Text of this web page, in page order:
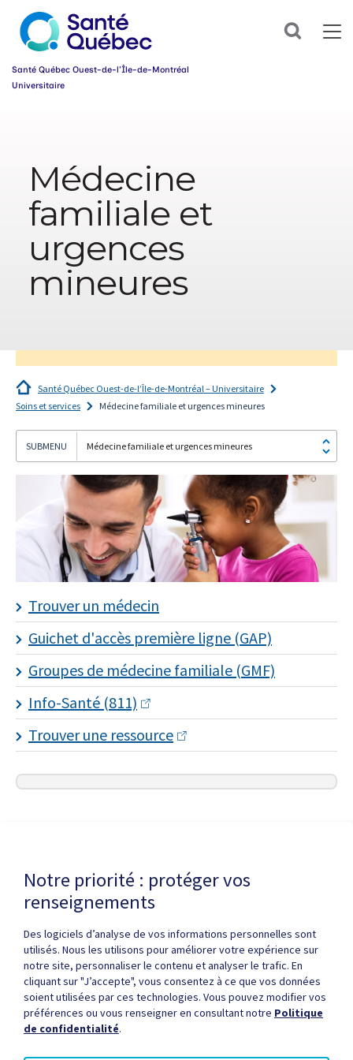
Search
Santé Québec Ouest-de-l’Île-de-Montréal
Universitaire
webMédecine
familiale et
urgences
mineures
Santé Québec Ouest-de-l’Île-de-Montréal – Universitaire
Soins et services
Médecine familiale et urgences mineures
Médecine familiale et urgences mineures
Trouver un médecin
Guichet d'accès première ligne (GAP)
Groupes de médecine familiale (GMF)
Info-Santé (811)
Trouver une ressource
Politique de confidentialité
Droits d'auteur / autorisation
Zone partenaires
Médias Plan du site
Notre priorité : protéger vos
renseignements
Des logiciels d’analyse de vos informations personnelles sont
utilisés. Nous les utilisons pour améliorer votre expérience sur
notre site, personnaliser le contenu et analyser le trafic. En
cliquant sur "J’accepte", vous consentez à ce que vos données
soient utilisées par ces technologies. Vous pouvez modifier vos
préférences ou vous renseigner en consultant notre Politique
de confidentialité.
Abonnez-
vous
dès
à
notre
santé!
Prénom
Courriel
*
Je
m'abonne!